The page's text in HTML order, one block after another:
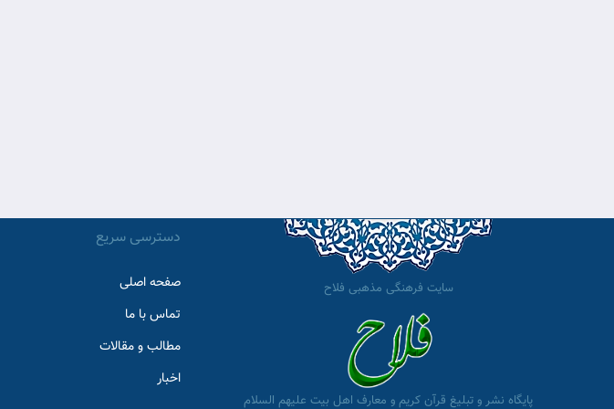
سایت فرهنگی مذهبی فلاح
پایگاه نشر و تبلیغ قرآن کریم و معارف اهل بیت علیهم السلام
دسترسی سریع
صفحه اصلی
تماس با ما
مطالب و مقالات
اخبار